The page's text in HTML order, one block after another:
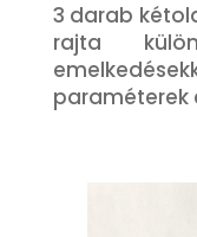
3 darab
rajta
paraméterek